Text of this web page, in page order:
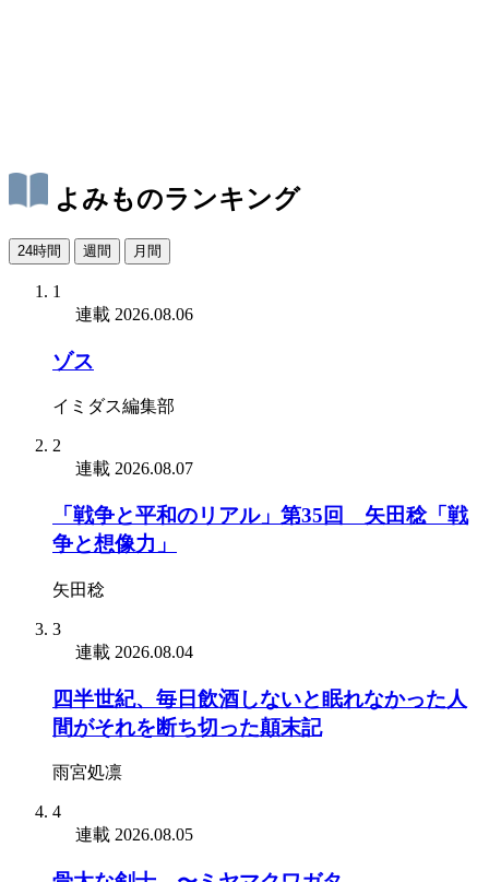
よみものランキング
24時間 週間 月間
1
連載 2026.08.06
ゾス
イミダス編集部
2
連載 2026.08.07
「戦争と平和のリアル」第35回 矢田稔「戦
争と想像力」
矢田稔
3
連載 2026.08.04
四半世紀、毎日飲酒しないと眠れなかった人
間がそれを断ち切った顛末記
雨宮処凛
4
連載 2026.08.05